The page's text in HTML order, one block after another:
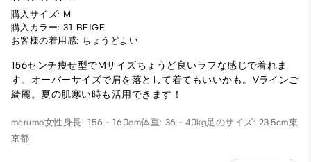
購入サイズ: M
購入カラー: 31 BEIGE
お客様の着用感: ちょうどよい
156センチ痩せ型でMサイズちょうど良いラフな感じで着れま
す。オーバーサイズで肩を落として着てもいいかも。Vラインご
綺麗。夏の肌寒い時も活用できます！
merumo女性身長: 156 - 160cm体重: 36 - 40kg足のサイズ: 23.5cm東
京都